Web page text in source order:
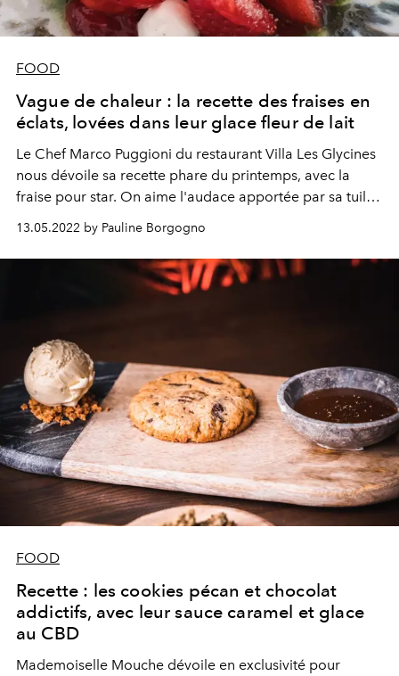
FOOD
Vague de chaleur : la recette des fraises en
éclats, lovées dans leur glace fleur de lait
Le Chef Marco Puggioni du restaurant Villa Les Glycines
nous dévoile sa recette phare du printemps, avec la
fraise pour star. On aime l'audace apportée par sa tuile
l'accompagnement de sa glace fleur de lait.
13.05.2022 by Pauline Borgogno
FOOD
Recette : les cookies pécan et chocolat
addictifs, avec leur sauce caramel et glace
au CBD
Mademoiselle Mouche dévoile en exclusivité pour